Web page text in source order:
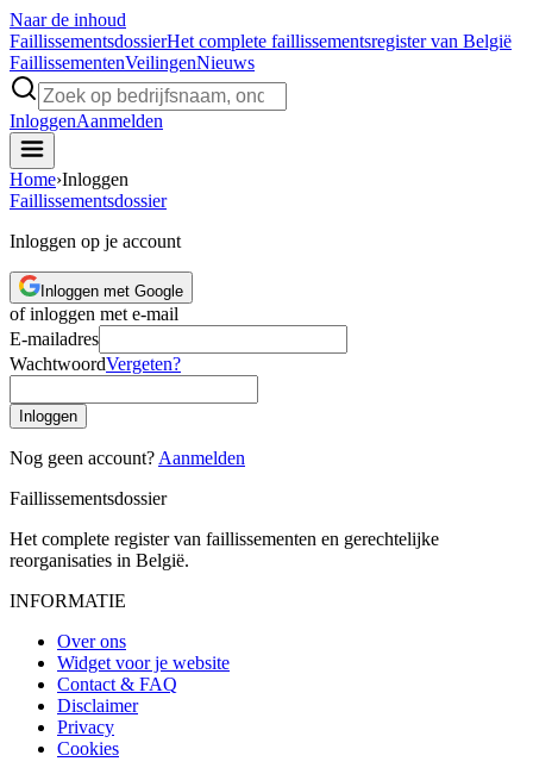
Naar de inhoud
FaillissementsdossierHet complete faillissementsregister van België
FaillissementenVeilingenNieuws
InloggenAanmelden
Home›Inloggen
Faillissementsdossier
Inloggen op je account
Inloggen met Google
of inloggen met e-mail
E-mailadres
WachtwoordVergeten?
Inloggen
Nog geen account? Aanmelden
Faillissementsdossier
Het complete register van faillissementen en gerechtelijke
reorganisaties in België.
INFORMATIE
Over ons
Widget voor je website
Contact & FAQ
Disclaimer
Privacy
Cookies